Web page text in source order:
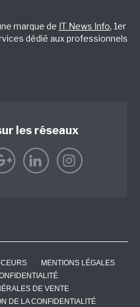
marque de IT News Info, 1er
dédié aux professionnels
les réseaux
MENTIONS LÉGALES
DE VENTE
DE LA CONFIDENTIALITÉ